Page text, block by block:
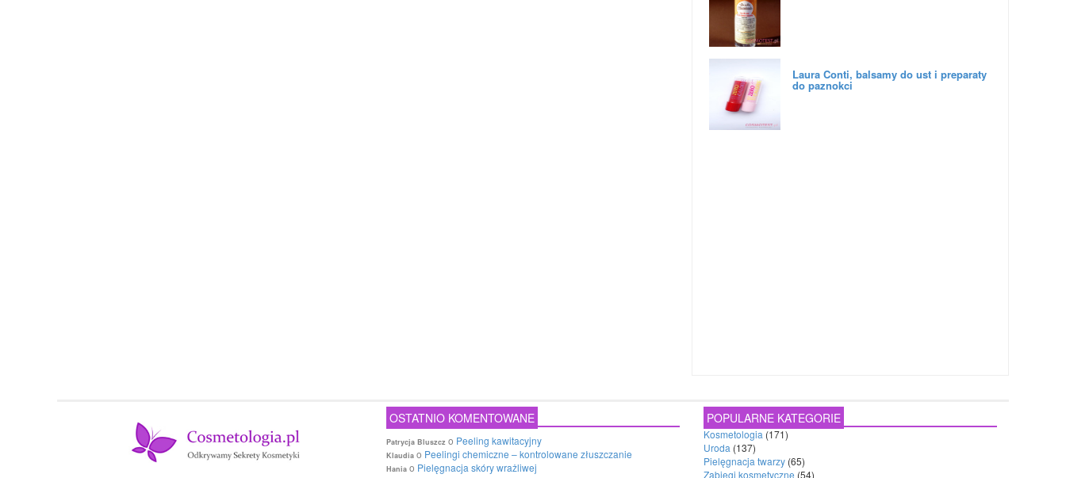
Laura Conti, balsamy do ust i preparaty
do paznokci
OSTATNIO KOMENTOWANE
Patrycja Bluszcz o Peeling kawitacyjny
Klaudia o Peelingi chemiczne – kontrolowane złuszczanie
Hania o Pielęgnacja skóry wrażliwej
POPULARNE KATEGORIE
Kosmetologia (171)
Uroda (137)
Pielęgnacja twarzy (65)
Zabiegi kosmetyczne (54)